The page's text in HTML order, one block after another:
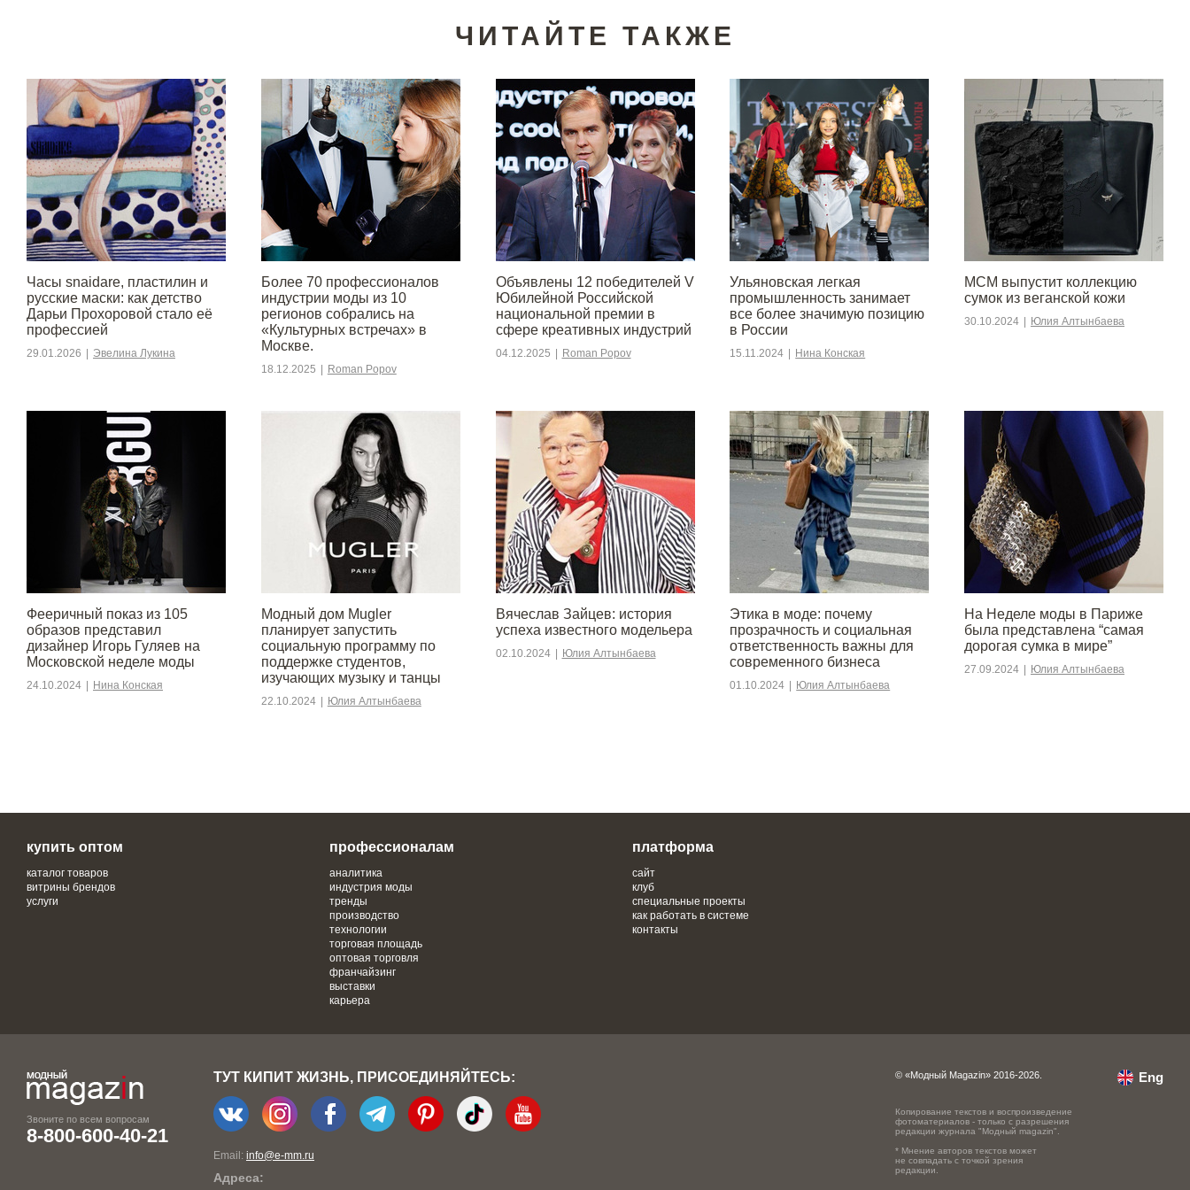
ЧИТАЙТЕ ТАКЖЕ
Часы snaidare, пластилин и
русские маски: как детство
Дарьи Прохоровой стало её
профессией
29.01.2026 Эвелина Лукина
Более 70 профессионалов
индустрии моды из 10
регионов собрались на
«Культурных встречах» в
Москве.
18.12.2025 Roman Popov
Объявлены 12 победителей V
Юбилейной Российской
национальной премии в
сфере креативных индустрий
04.12.2025 Roman Popov
Ульяновская легкая
промышленность занимает
все более значимую позицию
в России
15.11.2024 Нина Конская
MCM выпустит коллекцию
сумок из веганской кожи
30.10.2024 Юлия Алтынбаева
Фееричный показ из 105
образов представил
дизайнер Игорь Гуляев на
Московской неделе моды
24.10.2024 Нина Конская
Модный дом Mugler
планирует запустить
социальную программу по
поддержке студентов,
изучающих музыку и танцы
22.10.2024 Юлия Алтынбаева
Вячеслав Зайцев: история
успеха известного модельера
02.10.2024 Юлия Алтынбаева
Этика в моде: почему
прозрачность и социальная
ответственность важны для
современного бизнеса
01.10.2024 Юлия Алтынбаева
На Неделе моды в Париже
была представлена “самая
дорогая сумка в мире”
27.09.2024 Юлия Алтынбаева
купить оптом
каталог товаров
витрины брендов
услуги
профессионалам
аналитика
индустрия моды
тренды
производство
технологии
торговая площадь
оптовая торговля
франчайзинг
выставки
карьера
платформа
сайт
клуб
специальные проекты
как работать в системе
контакты
Звоните по всем вопросам
8-800-600-40-21
ТУТ КИПИТ ЖИЗНЬ, ПРИСОЕДИНЯЙТЕСЬ:
Email: info@e-mm.ru
Адреса:
© «Модный Magazin» 2016-2026.
Копирование текстов и воспроизведение
фотоматериалов - только с разрешения
редакции журнала "Модный magazin".
* Мнение авторов текстов может
не совпадать с точкой зрения
редакции.
Eng